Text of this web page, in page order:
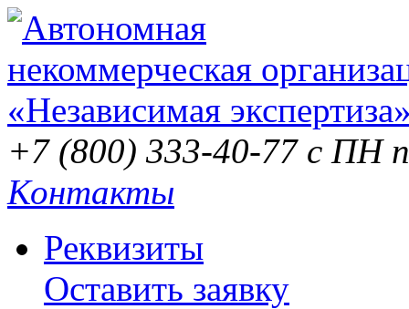
+7 (800) 333-40-77 с ПН
Контакты
Реквизиты
Оставить заявку